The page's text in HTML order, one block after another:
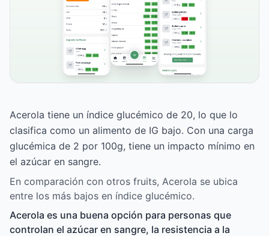
Acerola tiene un índice glucémico de 20, lo que lo
clasifica como un alimento de IG bajo. Con una carga
glucémica de 2 por 100g, tiene un impacto mínimo en
el azúcar en sangre.
En comparación con otros fruits, Acerola se ubica
entre los más bajos en índice glucémico.
Acerola es una buena opción para personas que
controlan el azúcar en sangre, la resistencia a la